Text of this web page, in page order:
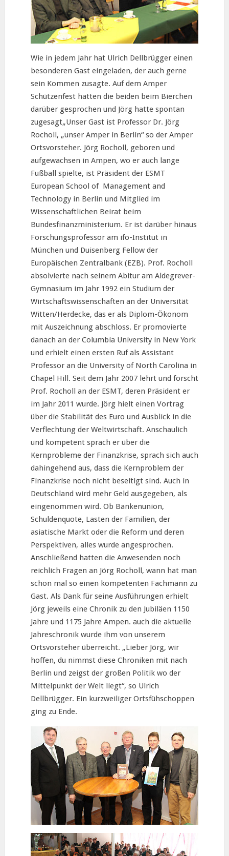
Wie in jedem Jahr hat Ulrich Dellbrügger einen
besonderen Gast eingeladen, der auch gerne
sein Kommen zusagte. Auf dem Amper
Schützenfest hatten die beiden beim Bierchen
darüber gesprochen und Jörg hatte spontan
zugesagt„Unser Gast ist Professor Dr. Jörg
Rocholl, „unser Amper in Berlin“ so der Amper
Ortsvorsteher. Jörg Rocholl, geboren und
aufgewachsen in Ampen, wo er auch lange
Fußball spielte, ist Präsident der ESMT
European School of Management and
Technology in Berlin und Mitglied im
Wissenschaftlichen Beirat beim
Bundesfinanzministerium. Er ist darüber hinaus
Forschungsprofessor am ifo-Institut in
München und Duisenberg Fellow der
Europäischen Zentralbank (EZB). Prof. Rocholl
absolvierte nach seinem Abitur am Aldegrever-
Gymnasium im Jahr 1992 ein Studium der
Wirtschaftswissenschaften an der Universität
Witten/Herdecke, das er als Diplom-Ökonom
mit Auszeichnung abschloss. Er promovierte
danach an der Columbia University in New York
und erhielt einen ersten Ruf als Assistant
Professor an die University of North Carolina in
Chapel Hill. Seit dem Jahr 2007 lehrt und forscht
Prof. Rocholl an der ESMT, deren Präsident er
im Jahr 2011 wurde. Jörg hielt einen Vortrag
über die Stabilität des Euro und Ausblick in die
Verflechtung der Weltwirtschaft. Anschaulich
und kompetent sprach er über die
Kernprobleme der Finanzkrise, sprach sich auch
dahingehend aus, dass die Kernproblem der
Finanzkrise noch nicht beseitigt sind. Auch in
Deutschland wird mehr Geld ausgegeben, als
eingenommen wird. Ob Bankenunion,
Schuldenquote, Lasten der Familien, der
asiatische Markt oder die Reform und deren
Perspektiven, alles wurde angesprochen.
Anschließend hatten die Anwesenden noch
reichlich Fragen an Jörg Rocholl, wann hat man
schon mal so einen kompetenten Fachmann zu
Gast. Als Dank für seine Ausführungen erhielt
Jörg jeweils eine Chronik zu den Jubiläen 1150
Jahre und 1175 Jahre Ampen. auch die aktuelle
Jahreschronik wurde ihm von unserem
Ortsvorsteher überreicht. „Lieber Jörg, wir
hoffen, du nimmst diese Chroniken mit nach
Berlin und zeigst der großen Politik wo der
Mittelpunkt der Welt liegt“, so Ulrich
Dellbrügger. Ein kurzweiliger Ortsfühschoppen
ging zu Ende.